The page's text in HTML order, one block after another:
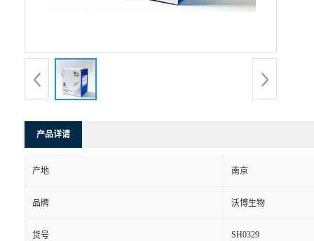
产品详请
产地 南京
品牌 沃博生物
货号 SH0329